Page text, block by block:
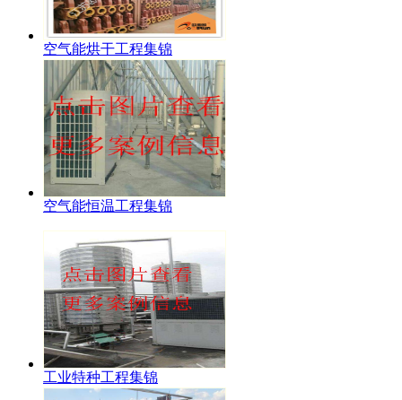
空气能烘干工程集锦
空气能恒温工程集锦
工业特种工程集锦